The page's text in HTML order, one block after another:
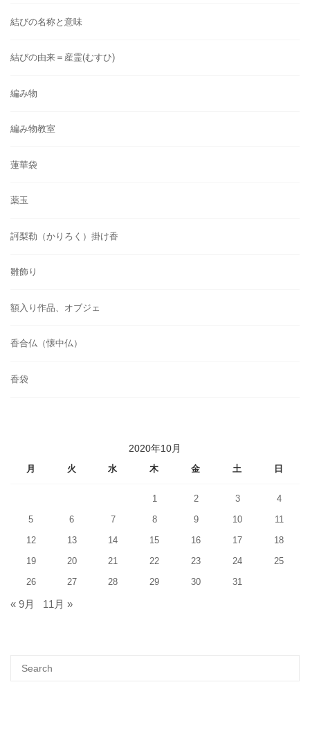
結びの名称と意味
結びの由来＝産霊(むすひ)
編み物
編み物教室
蓮華袋
薬玉
訶梨勒（かりろく）掛け香
雛飾り
額入り作品、オブジェ
香合仏（懐中仏）
香袋
2020年10月
月 火 水 木 金 土 日
1 2 3
4
5
6 7 8 9 10
11
12
13 14 15 16 17
18
19
20 21 22 23 24
25
26
27 28 29 30 31
« 9月 11月 »